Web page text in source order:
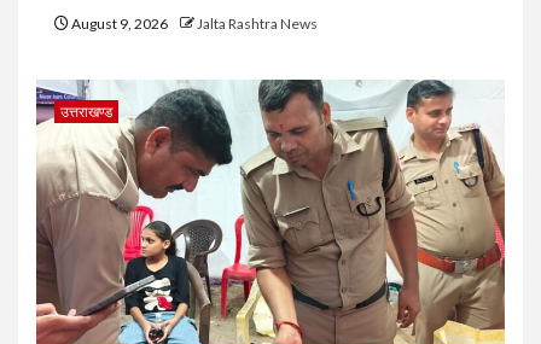
August 9, 2026 Jalta Rashtra News
उत्तराखण्ड